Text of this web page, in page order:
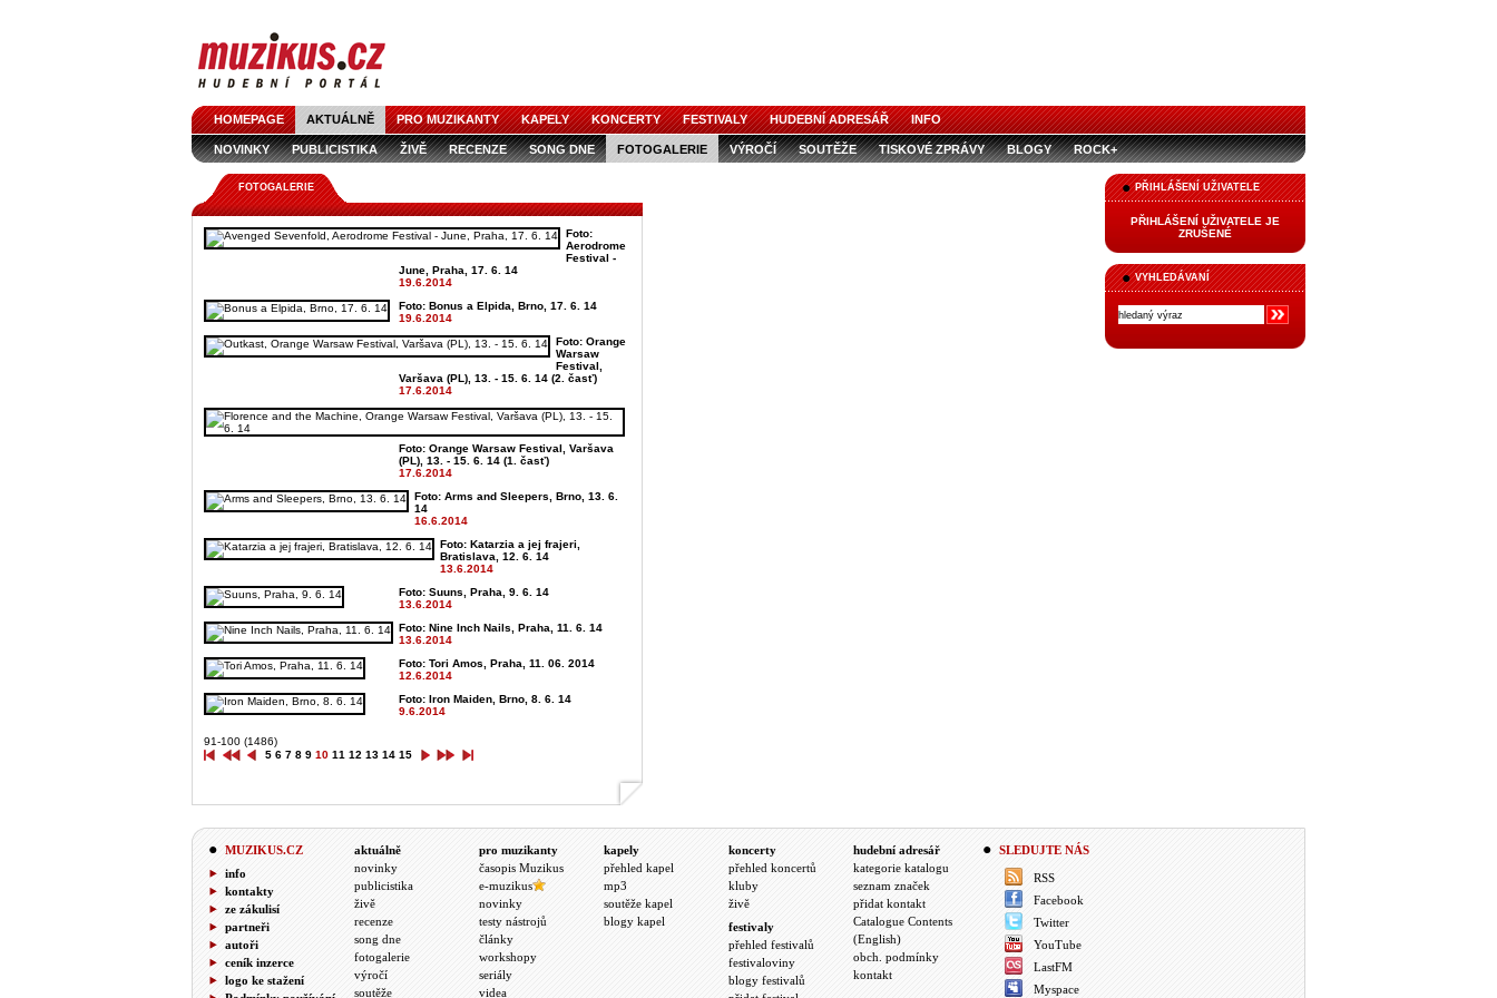
HOMEPAGE AKTUÁLNĚ PRO MUZIKANTY KAPELY KONCERTY FESTIVALY HUDEBNÍ ADRESÁŘ INFO
NOVINKY PUBLICISTIKA ŽIVĚ RECENZE SONG DNE FOTOGALERIE VÝROČÍ SOUTĚŽE TISKOVÉ ZPRÁVY BLOGY ROCK+
PŘIHLÁŠENÍ UŽIVATELE
PŘIHLÁŠENÍ UŽIVATELE JE
ZRUŠENÉ
VYHLEDÁVANÍ
FOTOGALERIE
Foto:
Aerodrome
Festival -
June, Praha, 17. 6. 14
19.6.2014
Foto: Bonus a Elpida, Brno, 17. 6. 14
19.6.2014
Foto: Orange
Warsaw
Festival,
Varšava (PL), 13. - 15. 6. 14 (2. časť)
17.6.2014
Foto: Orange Warsaw Festival, Varšava
(PL), 13. - 15. 6. 14 (1. časť)
17.6.2014
Foto: Arms and Sleepers, Brno, 13. 6.
14
16.6.2014
Foto: Katarzia a jej frajeri,
Bratislava, 12. 6. 14
13.6.2014
Foto: Suuns, Praha, 9. 6. 14
13.6.2014
Foto: Nine Inch Nails, Praha, 11. 6. 14
13.6.2014
Foto: Tori Amos, Praha, 11. 06. 2014
12.6.2014
Foto: Iron Maiden, Brno, 8. 6. 14
9.6.2014
91-100 (1486)
5 6 7 8 9 10 11 12 13 14 15
MUZIKUS.CZ
info
kontakty
ze zákulisí
partneři
autoři
ceník inzerce
logo ke stažení
aktuálně
novinky
publicistika
živě
recenze
song dne
fotogalerie
výročí
soutěže
pro muzikanty
časopis Muzikus
e-muzikus
novinky
testy nástrojů
články
workshopy
seriály
videa
kapely
přehled kapel
mp3
soutěže kapel
blogy kapel
koncerty
přehled koncertů
kluby
živě
festivaly
přehled festivalů
festivaloviny
blogy festivalů
hudební adresář
kategorie katalogu
seznam značek
přidat kontakt
Catalogue Contents
(English)
obch. podmínky
kontakt
SLEDUJTE NÁS
RSS
Facebook
Twitter
YouTube
LastFM
Myspace